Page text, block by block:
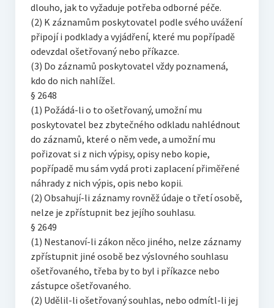
dlouho, jak to vyžaduje potřeba odborné péče.
(2) K záznamům poskytovatel podle svého uvážení
připojí i podklady a vyjádření, které mu popřípadě
odevzdal ošetřovaný nebo příkazce.
(3) Do záznamů poskytovatel vždy poznamená,
kdo do nich nahlížel.
§ 2648
(1) Požádá-li o to ošetřovaný, umožní mu
poskytovatel bez zbytečného odkladu nahlédnout
do záznamů, které o něm vede, a umožní mu
pořizovat si z nich výpisy, opisy nebo kopie,
popřípadě mu sám vydá proti zaplacení přiměřené
náhrady z nich výpis, opis nebo kopii.
(2) Obsahují-li záznamy rovněž údaje o třetí osobě,
nelze je zpřístupnit bez jejího souhlasu.
§ 2649
(1) Nestanoví-li zákon něco jiného, nelze záznamy
zpřístupnit jiné osobě bez výslovného souhlasu
ošetřovaného, třeba by to byl i příkazce nebo
zástupce ošetřovaného.
(2) Udělil-li ošetřovaný souhlas, nebo odmítl-li jej